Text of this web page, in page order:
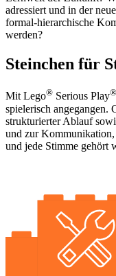
adressiert und in der
formal-hierarchische
werden?
Steinchen für
Mit Lego® Serious Play®
spielerisch angegangen.
strukturierter Ablauf
und zur Kommunikation,
und jede Stimme gehört